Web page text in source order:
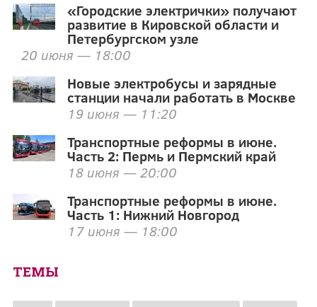
«Городские электрички» получают
развитие в Кировской области и
Петербургском узле
20 июня — 18:00
Новые электробусы и зарядные
станции начали работать в Москве
19 июня — 11:20
Транспортные реформы в июне.
Часть 2: Пермь и Пермский край
18 июня — 20:00
Транспортные реформы в июне.
Часть 1: Нижний Новгород
17 июня — 18:00
ТЕМЫ